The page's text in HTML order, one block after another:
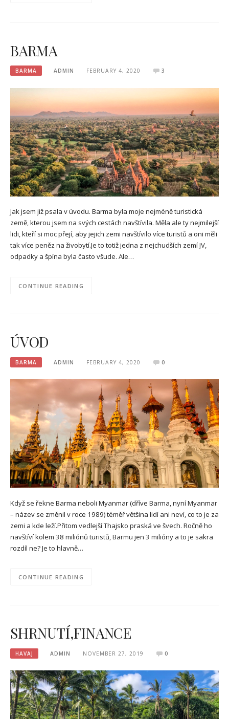
BARMA
BARMA ADMIN FEBRUARY 4, 2020 3
Jak jsem již psala v úvodu. Barma byla moje nejméně turistická
země, kterou jsem na svých cestách navštívila. Měla ale ty nejmilejší
lidi, kteří si moc přejí, aby jejich zemi navštívilo více turistů a oni měli
tak více peněz na živobytí.Je to totiž jedna z nejchudších zemí JV,
odpadky a špína byla často všude. Ale…
CONTINUE READING
ÚVOD
BARMA ADMIN FEBRUARY 4, 2020 0
Když se řekne Barma neboli Myanmar (dříve Barma, nyní Myanmar
– název se změnil v roce 1989) téměř většina lidí ani neví, co to je za
zemi a kde leží.Přitom vedlejší Thajsko praská ve švech. Ročně ho
navštíví kolem 38 miliónů turistů, Barmu jen 3 milióny a to je sakra
rozdíl ne? Je to hlavně…
CONTINUE READING
SHRNUTÍ,FINANCE
HAVAJ ADMIN NOVEMBER 27, 2019 0